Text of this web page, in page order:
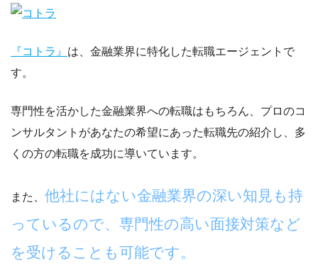
『コトラ』 は、金融業界に特化した転職エージェントで
す。
専門性を活かした金融業界への転職はもちろん、プロのコ
ンサルタントがあなたの希望にあった転職先の紹介し、多
くの方の転職を成功に導いています。
また、 他社にはない金融業界の深い知見も持
っているので、専門性の高い面接対策など
を受けることも可能です。